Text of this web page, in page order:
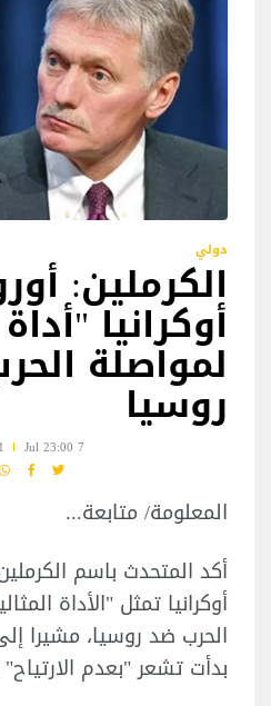
دولي
الكرملين:
أوكرانيا
لمواصلة
روسيا
7 Jul 23:00
1 Shares
المعلومة/ متابعة...
أكد المتحدث باسم
أوكرانيا تمثل "الأداة
الحرب ضد روسيا، مشيرا
بدأت تشعر "بعدم الارتياح"